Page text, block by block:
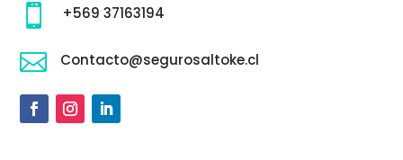
 +569 37163194
 Contacto@segurosaltoke.cl